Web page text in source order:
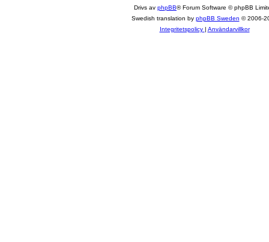
Drivs av phpBB® Forum Software © phpBB
Swedish translation by phpBB Sweden © 2006-
Integritetspolicy
Användarvillkor